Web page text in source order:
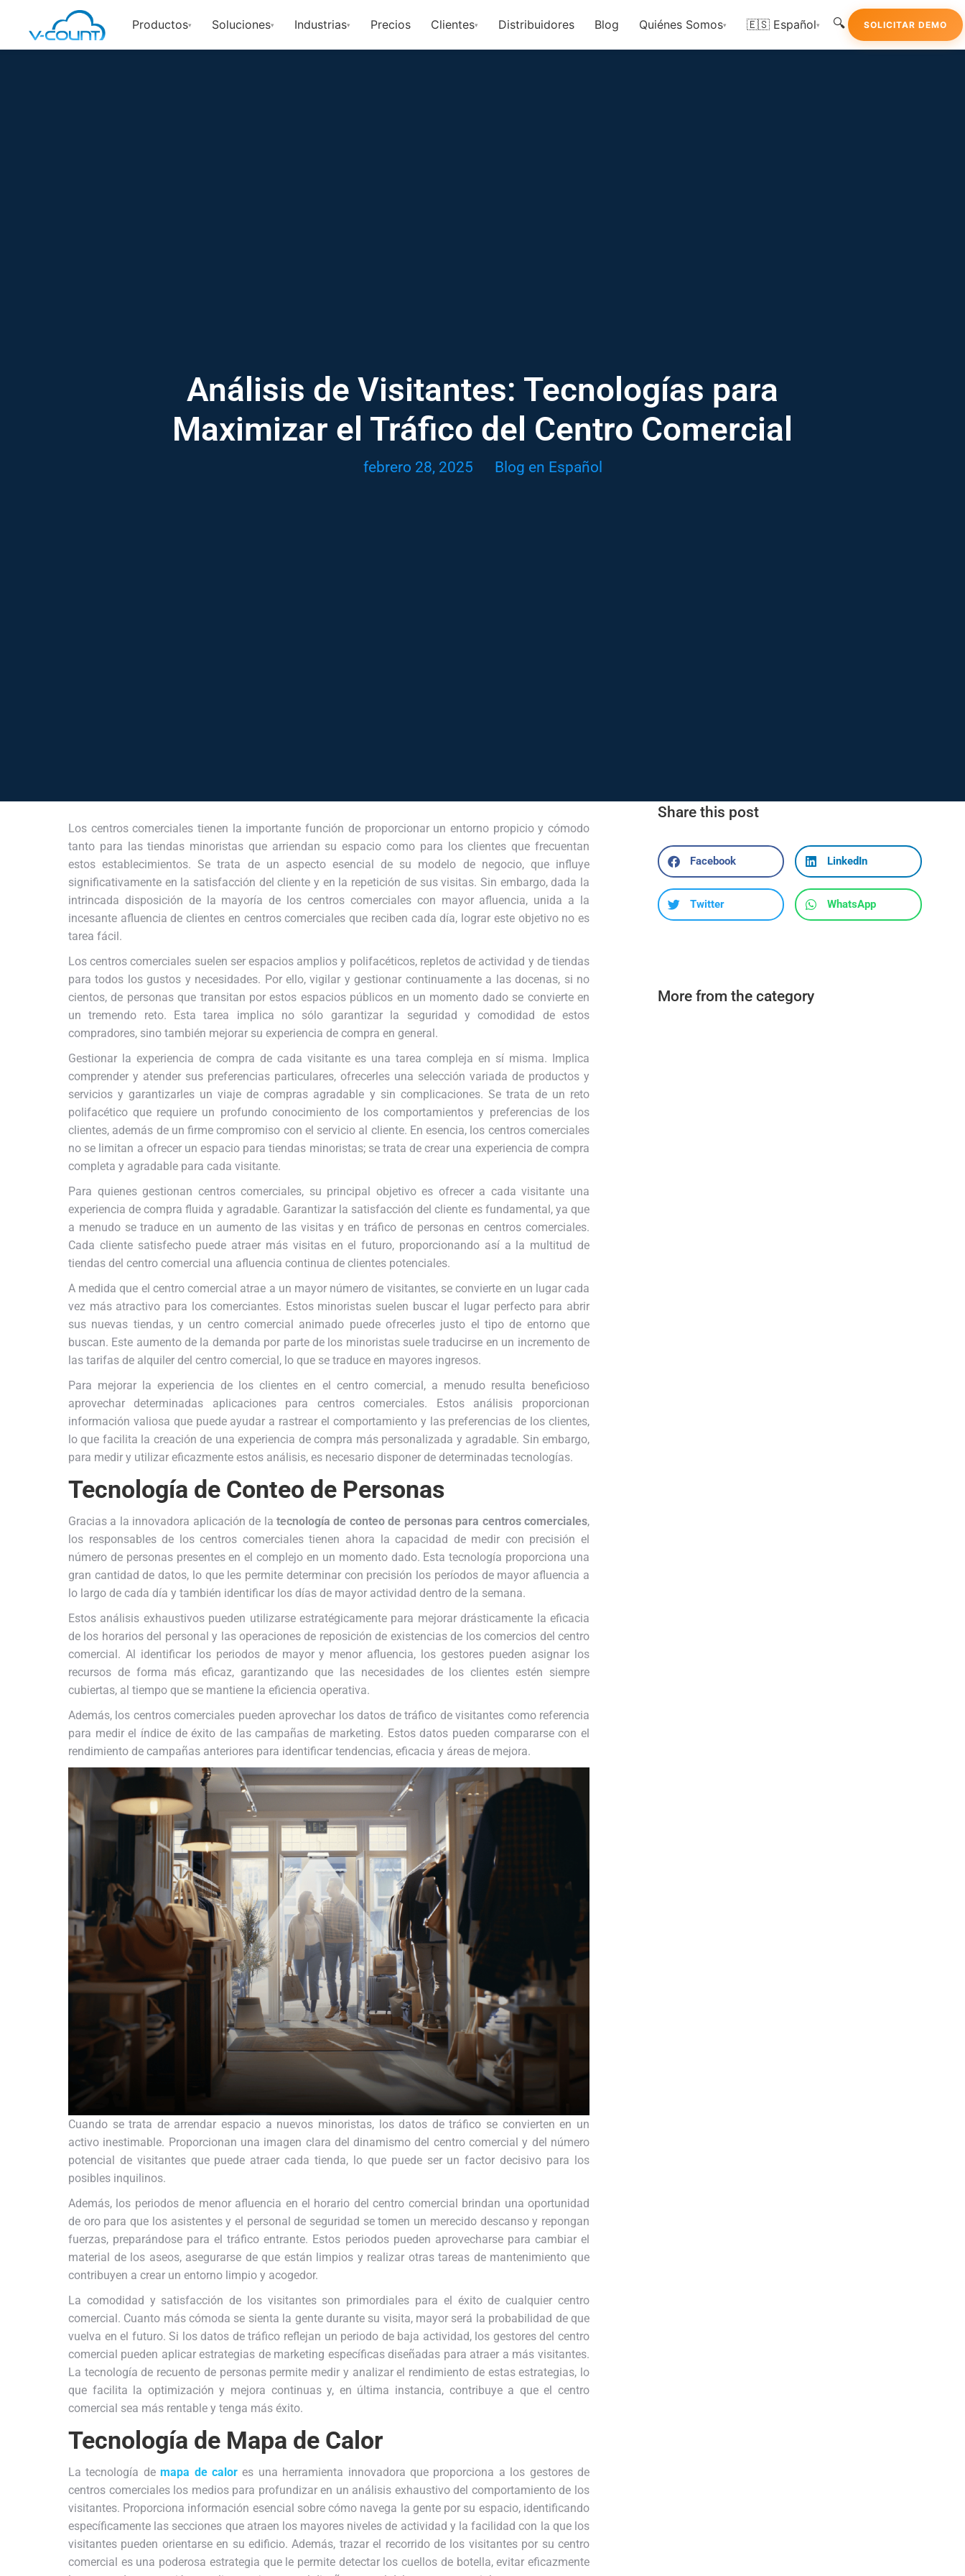
Productos▾ Soluciones▾ Industrias▾ Precios Clientes▾ Distribuidores Blog Quiénes Somos▾ 🇪🇸 Español▾ 🔍 SOLICITAR DEMO
Análisis de Visitantes: Tecnologías para
Maximizar el Tráfico del Centro Comercial
febrero 28, 2025 Blog en Español
Los centros comerciales tienen la importante función de proporcionar un entorno propicio y cómodo
tanto para las tiendas minoristas que arriendan su espacio como para los clientes que frecuentan
estos establecimientos. Se trata de un aspecto esencial de su modelo de negocio, que influye
significativamente en la satisfacción del cliente y en la repetición de sus visitas. Sin embargo, dada la
intrincada disposición de la mayoría de los centros comerciales con mayor afluencia, unida a la
incesante afluencia de clientes en centros comerciales que reciben cada día, lograr este objetivo no es
tarea fácil.
Los centros comerciales suelen ser espacios amplios y polifacéticos, repletos de actividad y de tiendas
para todos los gustos y necesidades. Por ello, vigilar y gestionar continuamente a las docenas, si no
cientos, de personas que transitan por estos espacios públicos en un momento dado se convierte en
un tremendo reto. Esta tarea implica no sólo garantizar la seguridad y comodidad de estos
compradores, sino también mejorar su experiencia de compra en general.
Gestionar la experiencia de compra de cada visitante es una tarea compleja en sí misma. Implica
comprender y atender sus preferencias particulares, ofrecerles una selección variada de productos y
servicios y garantizarles un viaje de compras agradable y sin complicaciones. Se trata de un reto
polifacético que requiere un profundo conocimiento de los comportamientos y preferencias de los
clientes, además de un firme compromiso con el servicio al cliente. En esencia, los centros comerciales
no se limitan a ofrecer un espacio para tiendas minoristas; se trata de crear una experiencia de compra
completa y agradable para cada visitante.
Para quienes gestionan centros comerciales, su principal objetivo es ofrecer a cada visitante una
experiencia de compra fluida y agradable. Garantizar la satisfacción del cliente es fundamental, ya que
a menudo se traduce en un aumento de las visitas y en tráfico de personas en centros comerciales.
Cada cliente satisfecho puede atraer más visitas en el futuro, proporcionando así a la multitud de
tiendas del centro comercial una afluencia continua de clientes potenciales.
A medida que el centro comercial atrae a un mayor número de visitantes, se convierte en un lugar cada
vez más atractivo para los comerciantes. Estos minoristas suelen buscar el lugar perfecto para abrir
sus nuevas tiendas, y un centro comercial animado puede ofrecerles justo el tipo de entorno que
buscan. Este aumento de la demanda por parte de los minoristas suele traducirse en un incremento de
las tarifas de alquiler del centro comercial, lo que se traduce en mayores ingresos.
Para mejorar la experiencia de los clientes en el centro comercial, a menudo resulta beneficioso
aprovechar determinadas aplicaciones para centros comerciales. Estos análisis proporcionan
información valiosa que puede ayudar a rastrear el comportamiento y las preferencias de los clientes,
lo que facilita la creación de una experiencia de compra más personalizada y agradable. Sin embargo,
para medir y utilizar eficazmente estos análisis, es necesario disponer de determinadas tecnologías.
Tecnología de Conteo de Personas
Gracias a la innovadora aplicación de la tecnología de conteo de personas para centros comerciales,
los responsables de los centros comerciales tienen ahora la capacidad de medir con precisión el
número de personas presentes en el complejo en un momento dado. Esta tecnología proporciona una
gran cantidad de datos, lo que les permite determinar con precisión los períodos de mayor afluencia a
lo largo de cada día y también identificar los días de mayor actividad dentro de la semana.
Estos análisis exhaustivos pueden utilizarse estratégicamente para mejorar drásticamente la eficacia
de los horarios del personal y las operaciones de reposición de existencias de los comercios del centro
comercial. Al identificar los periodos de mayor y menor afluencia, los gestores pueden asignar los
recursos de forma más eficaz, garantizando que las necesidades de los clientes estén siempre
cubiertas, al tiempo que se mantiene la eficiencia operativa.
Además, los centros comerciales pueden aprovechar los datos de tráfico de visitantes como referencia
para medir el índice de éxito de las campañas de marketing. Estos datos pueden compararse con el
rendimiento de campañas anteriores para identificar tendencias, eficacia y áreas de mejora.
Cuando se trata de arrendar espacio a nuevos minoristas, los datos de tráfico se convierten en un
activo inestimable. Proporcionan una imagen clara del dinamismo del centro comercial y del número
potencial de visitantes que puede atraer cada tienda, lo que puede ser un factor decisivo para los
posibles inquilinos.
Además, los periodos de menor afluencia en el horario del centro comercial brindan una oportunidad
de oro para que los asistentes y el personal de seguridad se tomen un merecido descanso y repongan
fuerzas, preparándose para el tráfico entrante. Estos periodos pueden aprovecharse para cambiar el
material de los aseos, asegurarse de que están limpios y realizar otras tareas de mantenimiento que
contribuyen a crear un entorno limpio y acogedor.
La comodidad y satisfacción de los visitantes son primordiales para el éxito de cualquier centro
comercial. Cuanto más cómoda se sienta la gente durante su visita, mayor será la probabilidad de que
vuelva en el futuro. Si los datos de tráfico reflejan un periodo de baja actividad, los gestores del centro
comercial pueden aplicar estrategias de marketing específicas diseñadas para atraer a más visitantes.
La tecnología de recuento de personas permite medir y analizar el rendimiento de estas estrategias, lo
que facilita la optimización y mejora continuas y, en última instancia, contribuye a que el centro
comercial sea más rentable y tenga más éxito.
Tecnología de Mapa de Calor
La tecnología demapa de calor es una herramienta innovadora que proporciona a los gestores de
centros comerciales los medios para profundizar en un análisis exhaustivo del comportamiento de los
visitantes. Proporciona información esencial sobre cómo navega la gente por su espacio, identificando
específicamente las secciones que atraen los mayores niveles de actividad y la facilidad con la que los
visitantes pueden orientarse en su edificio. Además, trazar el recorrido de los visitantes por su centro
comercial es una poderosa estrategia que le permite detectar los cuellos de botella, evitar eficazmente
Share this post
Facebook LinkedIn
Twitter WhatsApp
More from the category